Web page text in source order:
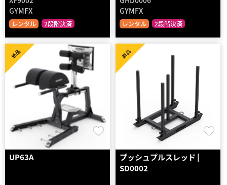
GYMFX
レンタル 2段階決済
GYMFX
レンタル 2段階決済
UP63A
新品
プッシュプルスレッド |
SD0002
新品